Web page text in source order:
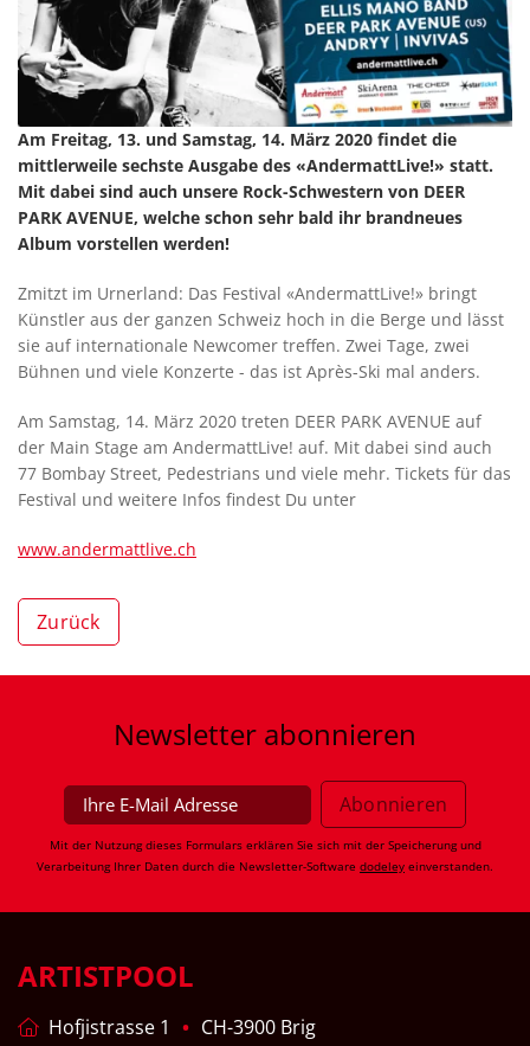
Am Freitag, 13. und Samstag, 14. März 2020 findet die
mittlerweile sechste Ausgabe des «AndermattLive!» statt.
Mit dabei sind auch unsere Rock-Schwestern von DEER
PARK AVENUE, welche schon sehr bald ihr brandneues
Album vorstellen werden!
Zmitzt im Urnerland: Das Festival «AndermattLive!» bringt
Künstler aus der ganzen Schweiz hoch in die Berge und lässt
sie auf internationale Newcomer treffen. Zwei Tage, zwei
Bühnen und viele Konzerte - das ist Après-Ski mal anders.
Am Samstag, 14. März 2020 treten DEER PARK AVENUE auf
der Main Stage am AndermattLive! auf. Mit dabei sind auch
77 Bombay Street, Pedestrians und viele mehr. Tickets für das
Festival und weitere Infos findest Du unter
www.andermattlive.ch
Zurück
Newsletter abonnieren
Mit der Nutzung dieses Formulars erklären Sie sich mit der Speicherung und
Verarbeitung Ihrer Daten durch die Newsletter-Software dodeley einverstanden.
ARTISTPOOL
Hofjistrasse 1 CH-3900 Brig